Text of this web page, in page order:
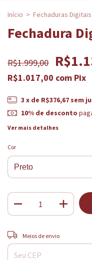
Início > Fechaduras Digitais
Fechadura
R$1.999,00
R$1.017,00 com Pix
3 x de R$376,67 sem
10% de desconto
Ver mais detalhes
Cor
Entregas para o CEP:
Meios de envio